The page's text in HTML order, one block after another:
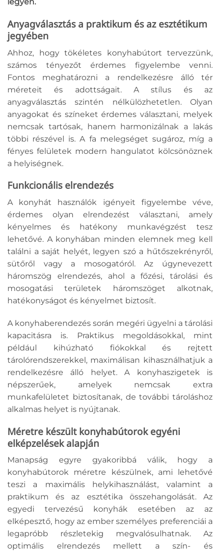
Anyagválasztás a praktikum és az esztétikum
jegyében
Ahhoz, hogy tökéletes konyhabútort tervezzünk,
számos tényezőt érdemes figyelembe venni.
Fontos meghatározni a rendelkezésre álló tér
méreteit és adottságait. A stílus és az
anyagválasztás szintén nélkülözhetetlen. Olyan
anyagokat és színeket érdemes választani, melyek
nemcsak tartósak, hanem harmonizálnak a lakás
többi részével is. A fa melegséget sugároz, míg a
fényes felületek modern hangulatot kölcsönöznek
a helyiségnek.
Funkcionális elrendezés
A konyhát használók igényeit figyelembe véve,
érdemes olyan elrendezést választani, amely
kényelmes és hatékony munkavégzést tesz
lehetővé. A konyhában minden elemnek meg kell
találni a saját helyét, legyen szó a hűtőszekrényről,
sütőről vagy a mosogatóról. Az úgynevezett
háromszög elrendezés, ahol a főzési, tárolási és
mosogatási területek háromszöget alkotnak,
hatékonyságot és kényelmet biztosít.
A konyhaberendezés során megéri ügyelni a tárolási
kapacitásra is. Praktikus megoldásokkal, mint
például kihúzható fiókokkal és rejtett
tárolórendszerekkel, maximálisan kihasználhatjuk a
rendelkezésre álló helyet. A konyhaszigetek is
népszerűek, amelyek nemcsak extra
munkafelületet biztosítanak, de további tároláshoz
alkalmas helyet is nyújtanak.
Méretre készült konyhabútorok egyéni
elképzelések alapján
Manapság egyre gyakoribbá válik, hogy a
konyhabútorok méretre készülnek, ami lehetővé
teszi a maximális helykihasználást, valamint a
praktikum és az esztétika összehangolását. Az
egyedi tervezésű konyhák esetében az az
elképesztő, hogy az ember személyes preferenciái a
legapróbb részletekig megvalósulhatnak. Az
optimális elrendezés mellett a szín- és